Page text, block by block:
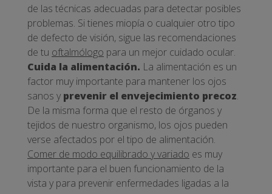
de las técnicas adecuadas para detectar posibles
problemas. Si tienes miopía o cualquier otro tipo
de defecto de visión, sigue las recomendaciones
de tu oftalmólogo para un mejor cuidado ocular.
Cuida la alimentación. La alimentación es un
factor muy importante para mantener los ojos
sanos y prevenir el envejecimiento precoz.
De la misma forma que el resto de órganos y
tejidos de nuestro organismo, los ojos pueden
verse afectados por el tipo de alimentación.
Comer de modo equilibrado y variado es muy
importante para el buen funcionamiento de la
vista y para prevenir enfermedades ligadas a la